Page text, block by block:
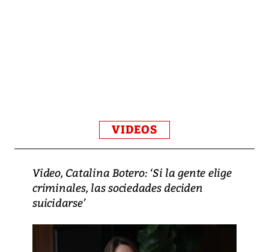
VIDEOS
Video, Catalina Botero: ‘Si la gente elige
criminales, las sociedades deciden
suicidarse’